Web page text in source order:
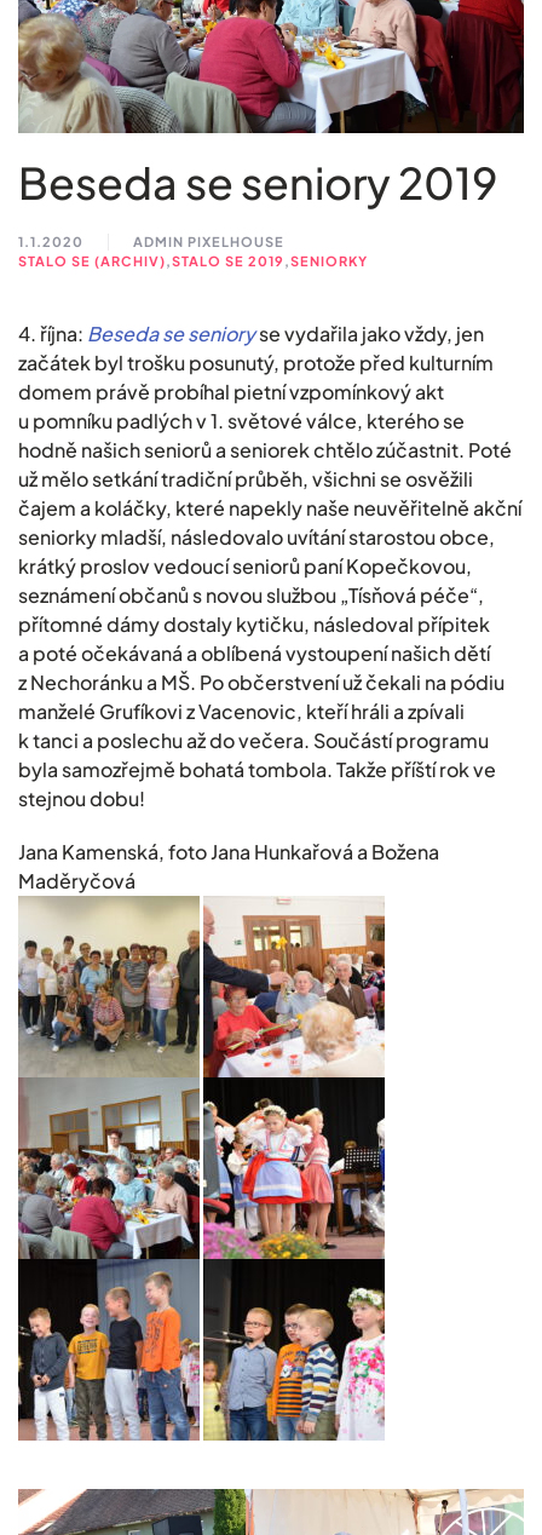
Beseda se seniory 2019
1.1.2020
ADMIN PIXELHOUSE
STALO SE (ARCHIV),STALO SE 2019 ,SENIORKY
4. října: Beseda se senioryse vydařila jako vždy, jen
začátek byl trošku posunutý, protože před kulturním
domem právě probíhal pietní vzpomínkový akt
u pomníku padlých v 1. světové válce, kterého se
hodně našich seniorů a seniorek chtělo zúčastnit. Poté
už mělo setkání tradiční průběh, všichni se osvěžili
čajem a koláčky, které napekly naše neuvěřitelně akční
seniorky mladší, následovalo uvítání starostou obce,
krátký proslov vedoucí seniorů paní Kopečkovou,
seznámení občanů s novou službou „Tísňová péče“,
přítomné dámy dostaly kytičku, následoval přípitek
a poté očekávaná a oblíbená vystoupení našich dětí
z Nechoránku a MŠ. Po občerstvení už čekali na pódiu
manželé Grufíkovi z Vacenovic, kteří hráli a zpívali
k tanci a poslechu až do večera. Součástí programu
byla samozřejmě bohatá tombola. Takže příští rok ve
stejnou dobu!
Jana Kamenská, foto Jana Hunkařová a Božena
Maděryčová